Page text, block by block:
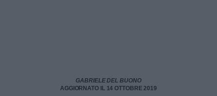
GABRIELE DEL BUONO
AGGIORNATO IL 14 OTTOBRE 2019